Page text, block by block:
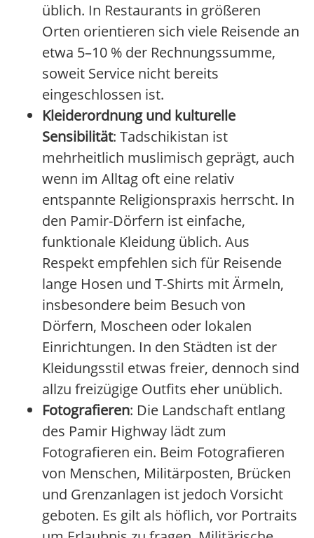
üblich. In Restaurants in größeren
Orten orientieren sich viele Reisende an
etwa 5–10 % der Rechnungssumme,
soweit Service nicht bereits
eingeschlossen ist.
Kleiderordnung und kulturelle
Sensibilität: Tadschikistan ist
mehrheitlich muslimisch geprägt, auch
wenn im Alltag oft eine relativ
entspannte Religionspraxis herrscht. In
den Pamir-Dörfern ist einfache,
funktionale Kleidung üblich. Aus
Respekt empfehlen sich für Reisende
lange Hosen und T-Shirts mit Ärmeln,
insbesondere beim Besuch von
Dörfern, Moscheen oder lokalen
Einrichtungen. In den Städten ist der
Kleidungsstil etwas freier, dennoch sind
allzu freizügige Outfits eher unüblich.
Fotografieren: Die Landschaft entlang
des Pamir Highway lädt zum
Fotografieren ein. Beim Fotografieren
von Menschen, Militärposten, Brücken
und Grenzanlagen ist jedoch Vorsicht
geboten. Es gilt als höflich, vor Portraits